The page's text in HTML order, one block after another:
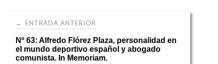
Navegación
de
← ENTRADA ANTERIOR
Nº 63: Alfredo Flórez Plaza, personalidad en
el mundo deportivo español y abogado
comunista. In Memoriam.